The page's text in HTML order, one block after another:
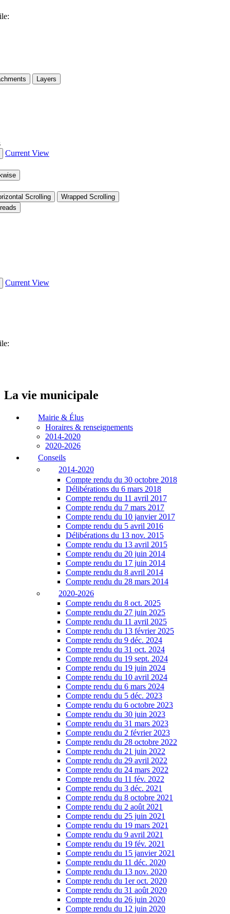
La vie municipale
Mairie & Élus
Horaires & renseignements
2014-2020
2020-2026
Conseils
2014-2020
Compte rendu du 30 octobre 2018
Délibérations du 6 mars 2018
Compte rendu du 11 avril 2017
Compte rendu du 7 mars 2017
Compte rendu du 10 janvier 2017
Compte rendu du 5 avril 2016
Délibérations du 13 nov. 2015
Compte rendu du 13 avril 2015
Compte rendu du 20 juin 2014
Compte rendu du 17 juin 2014
Compte rendu du 8 avril 2014
Compte rendu du 28 mars 2014
2020-2026
Compte rendu du 8 oct. 2025
Compte rendu du 27 juin 2025
Compte rendu du 11 avril 2025
Compte rendu du 13 février 2025
Compte rendu du 9 déc. 2024
Compte rendu du 31 oct. 2024
Compte rendu du 19 sept. 2024
Compte rendu du 19 juin 2024
Compte rendu du 10 avril 2024
Compte rendu du 6 mars 2024
Compte rendu du 5 déc. 2023
Compte rendu du 6 octobre 2023
Compte rendu du 30 juin 2023
Compte rendu du 31 mars 2023
Compte rendu du 2 février 2023
Compte rendu du 28 octobre 2022
Compte rendu du 21 juin 2022
Compte rendu du 29 avril 2022
Compte rendu du 24 mars 2022
Compte rendu du 11 fév. 2022
Compte rendu du 3 déc. 2021
Compte rendu du 8 octobre 2021
Compte rendu du 2 août 2021
Compte rendu du 25 juin 2021
Compte rendu du 19 mars 2021
Compte rendu du 9 avril 2021
Compte rendu du 19 fév. 2021
Compte rendu du 15 janvier 2021
Compte rendu du 11 déc. 2020
Compte rendu du 13 nov. 2020
Compte rendu du 1er oct. 2020
Compte rendu du 31 août 2020
Compte rendu du 26 juin 2020
Compte rendu du 12 juin 2020